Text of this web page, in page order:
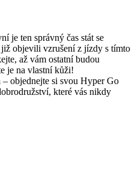
je ten správný čas stát se
objevili vzrušení z jízdy s tímto
až vám ostatní budou
je na vlastní kůži!
objednejte si svou Hyper Go
které vás nikdy